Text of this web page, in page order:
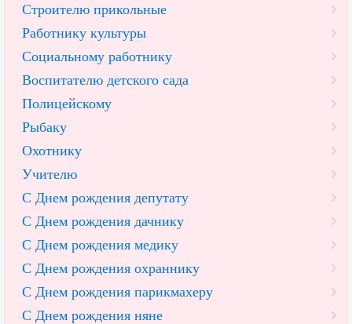
Строителю прикольные
Работнику культуры
Социальному работнику
Воспитателю детского сада
Полицейскому
Рыбаку
Охотнику
Учителю
С Днем рождения депутату
С Днем рождения дачнику
С Днем рождения медику
С Днем рождения охраннику
С Днем рождения парикмахеру
С Днем рождения няне